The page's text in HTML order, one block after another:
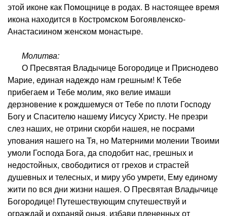
этой иконе как Помощнице в родах. В настоящее время
икона находится в Костромском Богоявленско-
Анастасиином женском монастыре.
Молитва:
О Пресвятая Владычице Богородице и Приснодево
Марие, единая надеждо нам грешным! К Тебе
прибегаем и Тебе молим, яко велие имаши
дерзновение к рождшемуся от Тебе по плоти Господу
Богу и Спасителю нашему Иисусу Христу. Не презри
слез наших, не отрини скорби нашея, не посрами
упования нашего на Тя, но Матерними молении Твоими
умоли Господа Бога, да сподобит нас, грешных и
недостойных, свободитися от грехов и страстей
душевных и телесных, и миру убо умрети, Ему единому
жити по вся дни жизни нашея. О Пресвятая Владычице
Богородице! Путешествующим спутешествуй и
ограждай и охраняй оныя, избави плененных от